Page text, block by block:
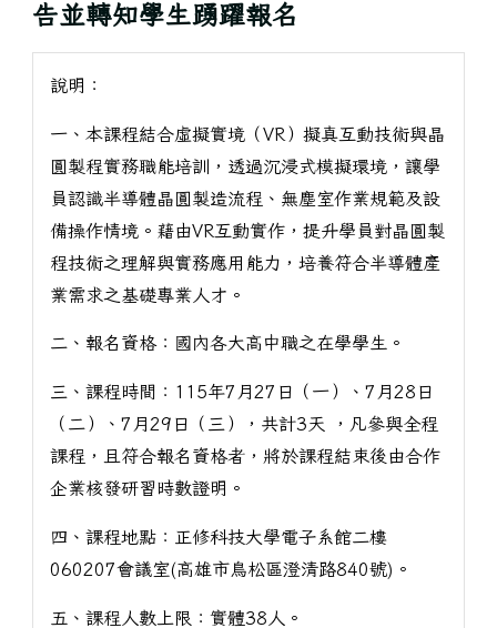
告並轉知學生踴躍報名
說明：
一、本課程結合虛擬實境（VR）擬真互動技術與晶
圓製程實務職能培訓，透過沉浸式模擬環境，讓學
員認識半導體晶圓製造流程、無塵室作業規範及設
備操作情境。藉由VR互動實作，提升學員對晶圓製
程技術之理解與實務應用能力，培養符合半導體產
業需求之基礎專業人才。
二、報名資格：國內各大高中職之在學學生。
三、課程時間：115年7月27日（一）、7月28日
（二）、7月29日（三），共計3天 ，凡參與全程
課程，且符合報名資格者，將於課程結束後由合作
企業核發研習時數證明。
四、課程地點：正修科技大學電子系館二樓
060207會議室(高雄市鳥松區澄清路840號)。
五、課程人數上限：實體38人。